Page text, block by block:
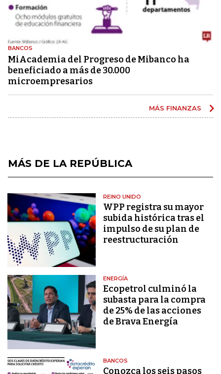
BANCOS
MiAcademia del Progreso de Mibanco ha
beneficiado a más de 30.000
microempresarios
MÁS FINANZAS
MÁS DE LA REPÚBLICA
REINO UNIDO
WPP registra su mayor
subida histórica tras el
impulso de su plan de
reestructuración
ENERGÍA
Ecopetrol culminó la
subasta para la compra
de 25% de las acciones
de Brava Energía
BANCOS
Conozca los seis pasos